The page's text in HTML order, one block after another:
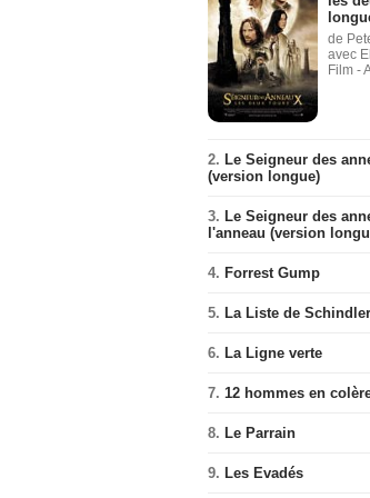
de
avec
Film -
2. Le Seigneur des
(version longue)
3. Le Seigneur des
l'anneau (version
4. Forrest Gump
5. La Liste de Schindler
6. La Ligne verte
7. 12 hommes en
8. Le Parrain
9. Les Evadés